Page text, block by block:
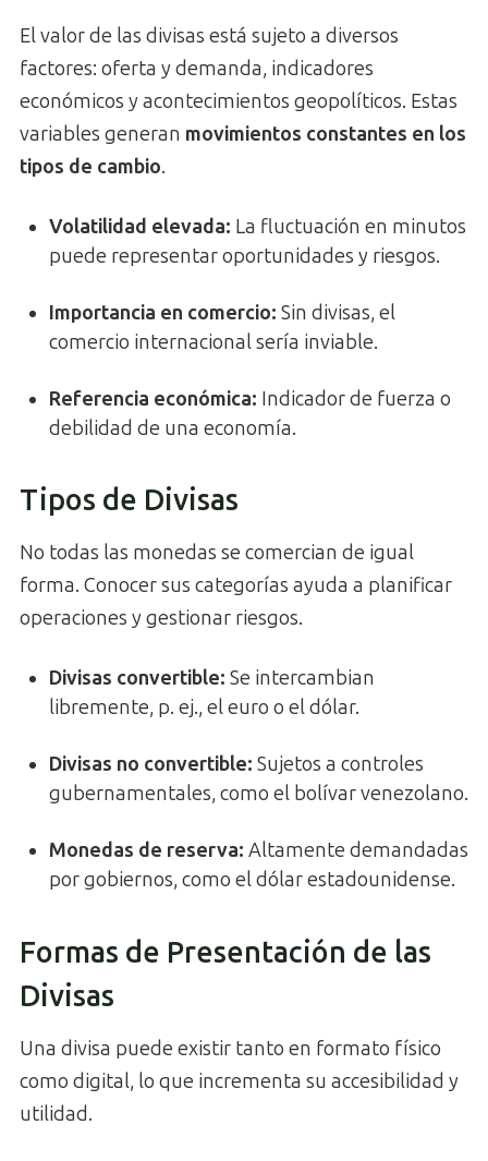
El valor de las divisas está sujeto a diversos
factores: oferta y demanda, indicadores
económicos y acontecimientos geopolíticos. Estas
variables generan movimientos constantes en los
tipos de cambio.
Volatilidad elevada: La fluctuación en minutos
puede representar oportunidades y riesgos.
Importancia en comercio: Sin divisas, el
comercio internacional sería inviable.
Referencia económica: Indicador de fuerza o
debilidad de una economía.
Tipos de Divisas
No todas las monedas se comercian de igual
forma. Conocer sus categorías ayuda a planificar
operaciones y gestionar riesgos.
Divisas convertible: Se intercambian
libremente, p. ej., el euro o el dólar.
Divisas no convertible: Sujetos a controles
gubernamentales, como el bolívar venezolano.
Monedas de reserva: Altamente demandadas
por gobiernos, como el dólar estadounidense.
Formas de Presentación de las
Divisas
Una divisa puede existir tanto en formato físico
como digital, lo que incrementa su accesibilidad y
utilidad.